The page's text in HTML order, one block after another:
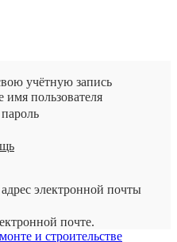
учётную запись
имя пользователя
электронной почты
почте.
и строительстве